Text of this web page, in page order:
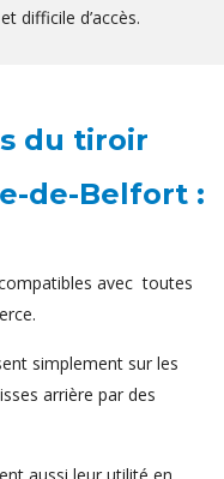
difficile d’accès.
du tiroir
de-Belfort :
avec toutes
simplement sur les
arrière par des